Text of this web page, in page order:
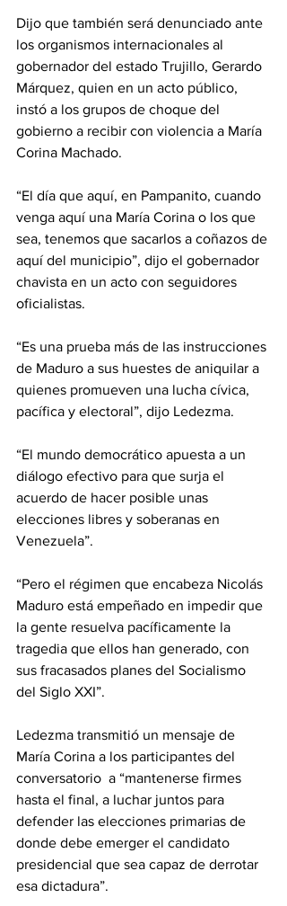
Dijo que también será denunciado ante
los organismos internacionales al
gobernador del estado Trujillo, Gerardo
Márquez, quien en un acto público,
instó a los grupos de choque del
gobierno a recibir con violencia a María
Corina Machado.
“El día que aquí, en Pampanito, cuando
venga aquí una María Corina o los que
sea, tenemos que sacarlos a coñazos de
aquí del municipio”, dijo el gobernador
chavista en un acto con seguidores
oficialistas.
“Es una prueba más de las instrucciones
de Maduro a sus huestes de aniquilar a
quienes promueven una lucha cívica,
pacífica y electoral”, dijo Ledezma.
“El mundo democrático apuesta a un
diálogo efectivo para que surja el
acuerdo de hacer posible unas
elecciones libres y soberanas en
Venezuela”.
“Pero el régimen que encabeza Nicolás
Maduro está empeñado en impedir que
la gente resuelva pacíficamente la
tragedia que ellos han generado, con
sus fracasados planes del Socialismo
del Siglo XXI”.
Ledezma transmitió un mensaje de
María Corina a los participantes del
conversatorio  a “mantenerse firmes
hasta el final, a luchar juntos para
defender las elecciones primarias de
donde debe emerger el candidato
presidencial que sea capaz de derrotar
esa dictadura”.